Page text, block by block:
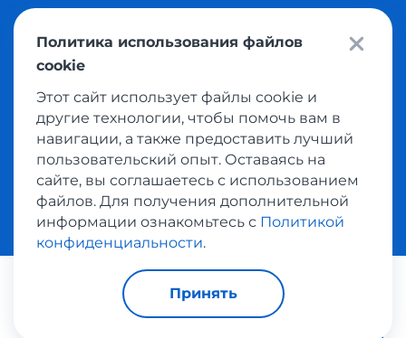
© 2026 Meest Shoppingдоставка покупок с интернет
магазинов мира в Украину.
Политика конфиденциальности
Публичная оферта
Условия пользования сервисом выкупа товаров
Платежные системы:
Политика использования файлов
cookie
Этот сайт использует файлы cookie и
другие технологии, чтобы помочь вам в
навигации, а также предоставить лучший
пользовательский опыт. Оставаясь на
сайте, вы соглашаетесь с использованием
файлов. Для получения дополнительной
информации ознакомьтесь с Политикой
конфиденциальности.
Принять